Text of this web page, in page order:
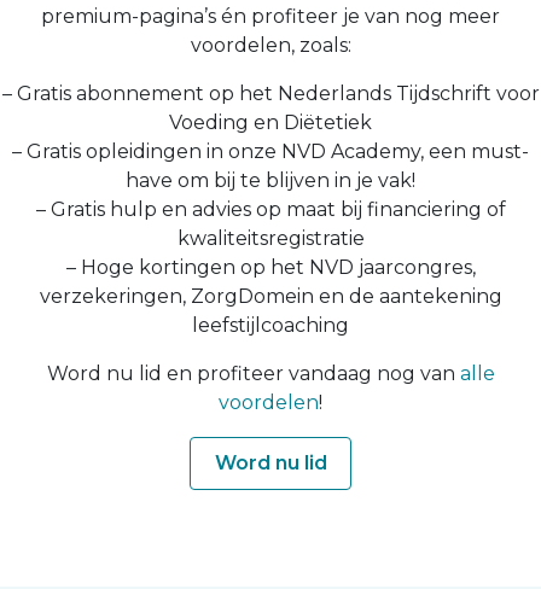
premium-pagina’s én profiteer je van nog meer
voordelen, zoals:
– Gratis abonnement op het Nederlands Tijdschrift voor
Voeding en Diëtetiek
– Gratis opleidingen in onze NVD Academy, een must-
have om bij te blijven in je vak!
– Gratis hulp en advies op maat bij financiering of
kwaliteitsregistratie
– Hoge kortingen op het NVD jaarcongres,
verzekeringen, ZorgDomein en de aantekening
leefstijlcoaching
Word nu lid en profiteer vandaag nog van alle
voordelen!
Word nu lid